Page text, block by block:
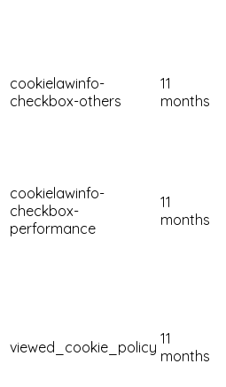
cookielawinfo-
checkbox-others
11
months
cookielawinfo-
checkbox-
performance
11
months
viewed_cookie_policy 11
months